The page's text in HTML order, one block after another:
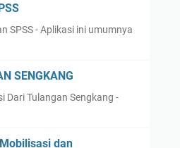
SPSS - Aplikasi ini umumnya
SENGKANG
Dari Tulangan Sengkang -
dan